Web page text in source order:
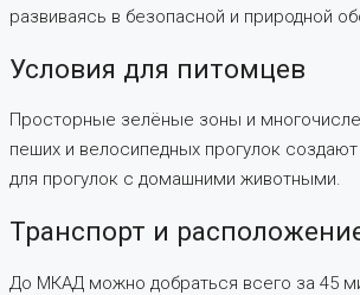
развиваясь в безопасной и природной
Условия для питомцев
Просторные зелёные зоны и
пеших и велосипедных прогулок
для прогулок с домашними животными.
Транспорт и
До МКАД можно добраться всего за 45